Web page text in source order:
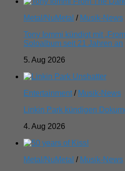
Metal/NuMetal / Musik-News
Tony Iommi kündigt mit
Soloalbum seit 21 Jahren an
5. Aug 2026
Entertainment / Musik-News
Linkin Park kündigen
4. Aug 2026
Metal/NuMetal / Musik-News